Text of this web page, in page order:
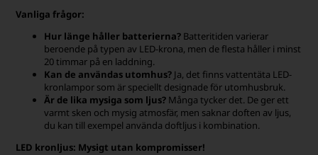
Vanliga frågor:
Hur länge håller batterierna? Batteritiden varierar
beroende på typen av LED-krona, men de flesta håller i minst
20 timmar på en laddning.
Kan de användas utomhus? Ja, det finns vattentäta LED-
kronlampor som är speciellt designade för utomhusbruk.
Är de lika mysiga som ljus? Många tycker det. De ger ett
varmt sken och mysig atmosfär, men saknar doften av ljus,
du kan till exempel använda doftljus i kombination.
LED kronljus: Mysigt utan kompromisser!